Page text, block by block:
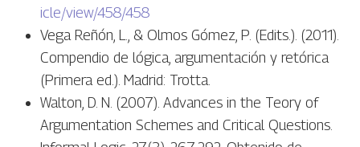
icle/view/458/458
Vega Reñón, L., & Olmos Gómez, P. (Edits.). (2011).
Compendio de lógica, argumentación y retórica
(Primera ed.). Madrid: Trotta.
Walton, D. N. (2007). Advances in the Teory of
Argumentation Schemes and Critical Questions.